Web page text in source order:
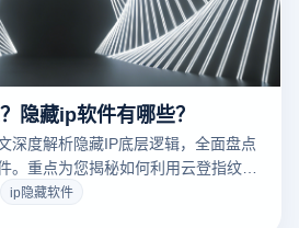
隐藏ip软件有哪些？
深度解析隐藏IP底层逻辑，全面盘点
。重点为您揭秘如何利用云登指纹浏
离与设备防关联，保护网络隐私，助
业务安全运营。点击阅读完整指南，
ip隐藏软件